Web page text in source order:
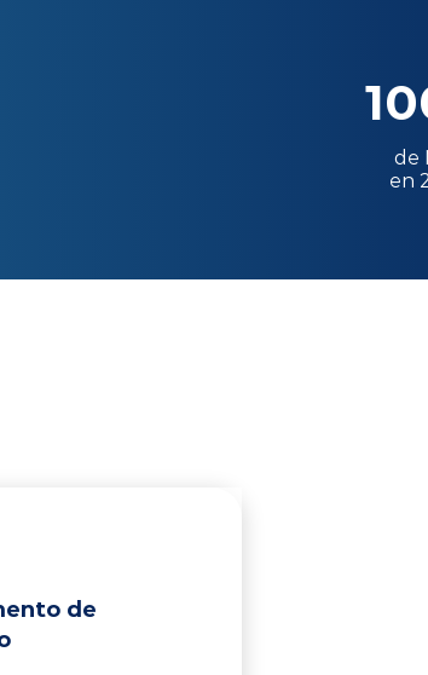
de
en
de